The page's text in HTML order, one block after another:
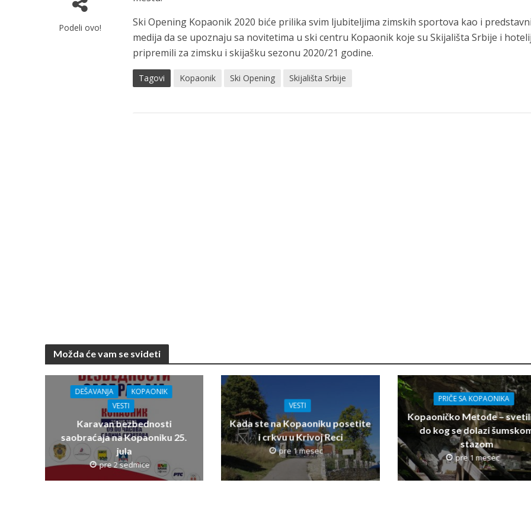
Podeli ovo!
Ski Opening Kopaonik 2020 biće prilika svim ljubiteljima zimskih sportova kao i
medija da se upoznaju sa novitetima u ski centru Kopaonik koje su Skijališta Srbije i
pripremili za zimsku i skijašku sezonu 2020/21 godine.
Tagovi Kopaonik Ski Opening Skijališta Srbije
Možda će vam se svideti
DEŠAVANJA
KOPAONIK
VESTI
Karavan bezbednosti
saobraćaja na Kopaoniku 25.
jula
pre 2 sedmice
VESTI
Kada ste na Kopaoniku posetite
i crkvu u Krivoj Reci
pre 1 mesec
PRIČE SA KOPAONIKA
Kopaoničko Metođe –
do kog se dolazi
stazom
pre 1 mesec